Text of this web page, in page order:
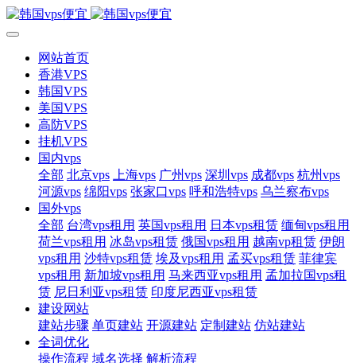
网站首页
香港VPS
韩国VPS
美国VPS
高防VPS
挂机VPS
国内vps
全部 北京vps 上海vps 广州vps 深圳vps 成都vps 杭州vps
河源vps 绵阳vps 张家口vps 呼和浩特vps 乌兰察布vps
国外vps
全部 台湾vps租用 英国vps租用 日本vps租赁 缅甸vps租用
荷兰vps租用 冰岛vps租赁 俄国vps租用 越南vp租赁 伊朗
vps租用 沙特vps租赁 埃及vps租用 孟买vps租赁 菲律宾
vps租用 新加坡vps租用 马来西亚vps租用 孟加拉国vps租
赁 尼日利亚vps租赁 印度尼西亚vps租赁
建设网站
建站步骤 单页建站 开源建站 定制建站 仿站建站
全词优化
操作流程 域名选择 解析流程